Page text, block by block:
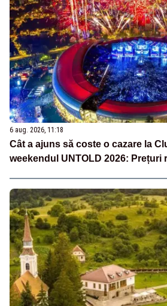
6 aug. 2026, 11:18
Cât a ajuns să coste o cazare la
weekendul UNTOLD 2026: Prețuri